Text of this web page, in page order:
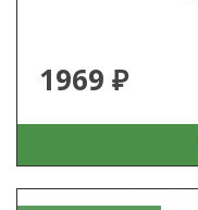
1969 ₽